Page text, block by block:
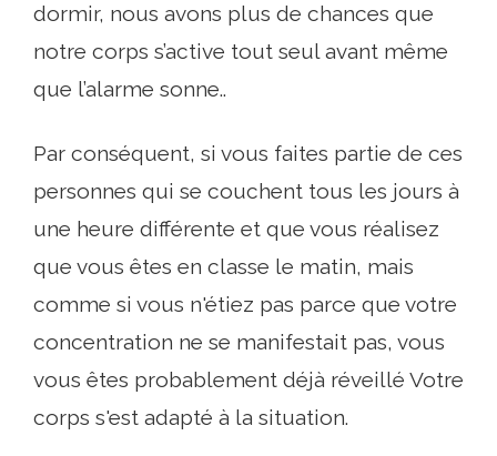
dormir, nous avons plus de chances que
notre corps s’active tout seul avant même
que l’alarme sonne..
Par conséquent, si vous faites partie de ces
personnes qui se couchent tous les jours à
une heure différente et que vous réalisez
que vous êtes en classe le matin, mais
comme si vous n'étiez pas parce que votre
concentration ne se manifestait pas, vous
vous êtes probablement déjà réveillé Votre
corps s'est adapté à la situation.